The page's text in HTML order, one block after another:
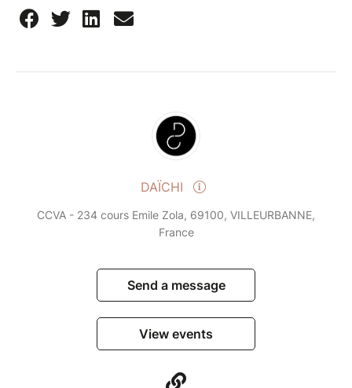
DAÏCHI
CCVA - 234 cours Emile Zola, 69100, VILLEURBANNE,
France
Send a message
View events